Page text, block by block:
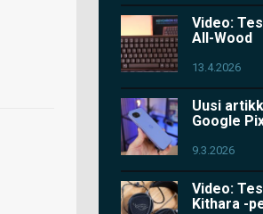
Video:
All-Wood
13.4.2026
Uusi
Google
9.3.2026
Video:
Kithara -